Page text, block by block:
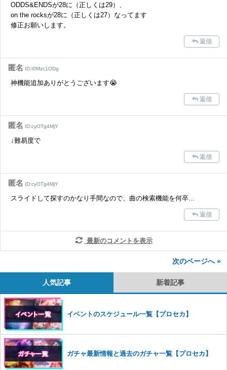
ODDS&ENDSが28に（正しくは29）、
on the rocksが28に（正しくは27）なってます
修正お願いします。
返信
匿名 ID:I0Mzc1ODg
神機能追加ありがとうございます😭
返信
匿名 ID:cyOTg4MjY
↓難易度で
返信
匿名 ID:cyOTg4MjY
スライドして探すのかなり手間なので、曲の検索機能を何卒…
返信
最新のコメントを表示
次のページへ »
人気記事 新着記事
イベントのスケジュール一覧【プロセカ】
ガチャ最新情報と過去のガチャ一覧【プロセカ】